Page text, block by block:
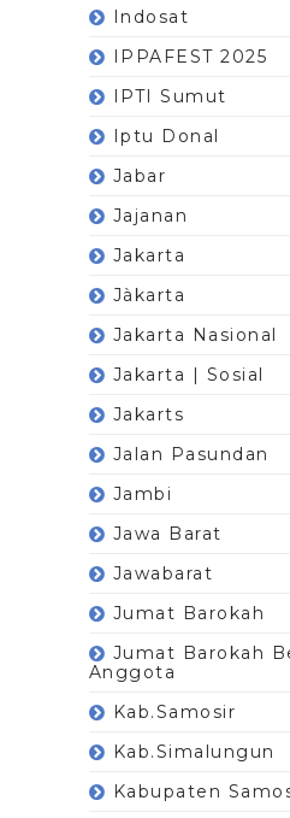
Indosat
IPPAFEST 2025
IPTI Sumut
Iptu Donal
Jabar
Jajanan
Jakarta
Jàkarta
Jakarta Nasional
Jakarta | Sosial
Jakarts
Jalan Pasundan
Jambi
Jawa Barat
Jawabarat
Jumat Barokah
Jumat Barokah
Anggota
Kab.Samosir
Kab.Simalungun
Kabupaten